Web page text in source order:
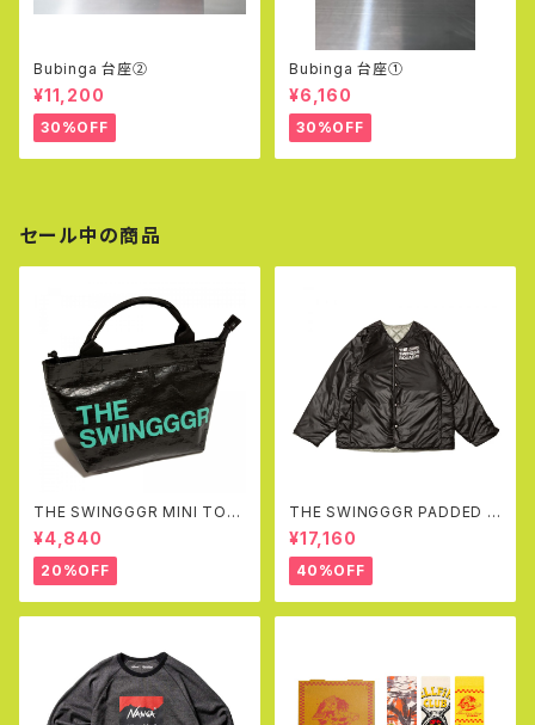
Bubinga 台座②
¥11,200
30%OFF
Bubinga 台座①
¥6,160
30%OFF
セール中の商品
THE SWINGGGR MINI TOT
EBAG, BLACK
¥4,840
20%OFF
THE SWINGGGR PADDED R
EVERSIBLE JK (BLACK&GR
AY)
¥17,160
40%OFF